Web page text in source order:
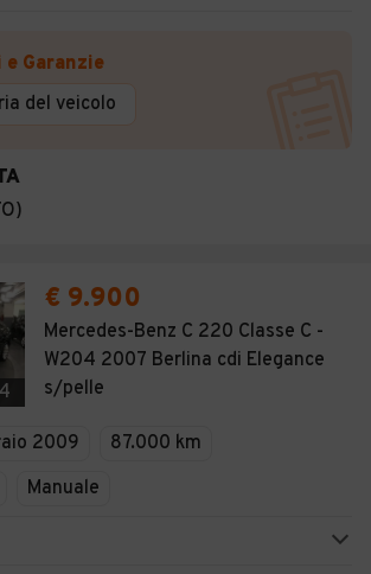
Garanzie
del veicolo
€ 9.900
Mercedes-Benz C 220 Classe C -
W204 2007 Berlina cdi Elegance
s/pelle
2009
87.000 km
Manuale